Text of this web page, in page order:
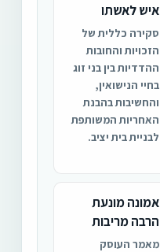
איש לאשתו
סקירה כללית של
הזכויות והחובות
ההדדיות בין בני זוג
בחיי הנישואין,
והחשיבות בהבנת
האחריות המשותפת
לבניית בית יציב.
אמונה מונעת
הרבה מריבות
מאמר העוסק